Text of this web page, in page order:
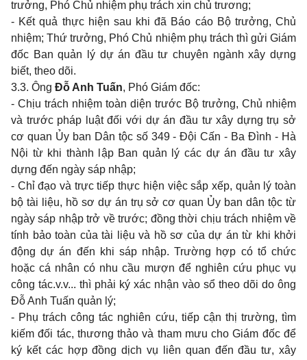
trưởng, Phó Chủ nhiệm phụ trách xin chủ trương;
- Kết quả thực hiện sau khi đã Báo cáo Bộ trưởng, Chủ
nhiệm; Thứ trưởng, Phó Chủ nhiệm phụ trách thì gửiGiám
đốc Ban quản lý dự án đầu tư chuyên ngành xây dựng
biết, theo dõi.
3.3. Ông Đỗ Anh Tuấn, Phó Giám đốc:
- Chịu trách nhiệm toàn diện trước Bộ trưởng, Chủ nhiệm
và trước pháp luật đối với dự án đầu tư xây dựngtrụ sở
cơ quan Ủy ban Dân tộc số 349 - Đội Cấn - Ba Đình - Hà
Nội từ khi thành l ập Ban quản lý các dự án đầu tư xây
dựng đến ngày sáp nhập;
- Chỉ đạo và trực tiếp thực hiện việcsắp xếp, quản lý toàn
bộ tài liệu, hồ sơ dự án trụ sở cơ quan Ủy bandântộc từ
ngày sáp nhập trở về trước; đồng thời chịu trách nhiệm về
tính bảo toàn của tài liệu và hồ sơ của dự án từ khi khởi
động dự án đến khi sáp nhập.Trường hợp có tổ chức
hoặc cá nhân có nhu cầu mượn để nghiên cứu phục vụ
công tác.v.v... thì phải ký xác nhận vào sổ theo dõi do ông
Đỗ Anh Tuấn quản lý;
- Phụ trách công tác nghiên cứu, tiếp cận thị trường, tìm
kiếm đối tác, thương thảo và tham mưu cho Giám đốcđể
ký kết các hợp đồng dịch vụ liên quan đến đầu tư, xây